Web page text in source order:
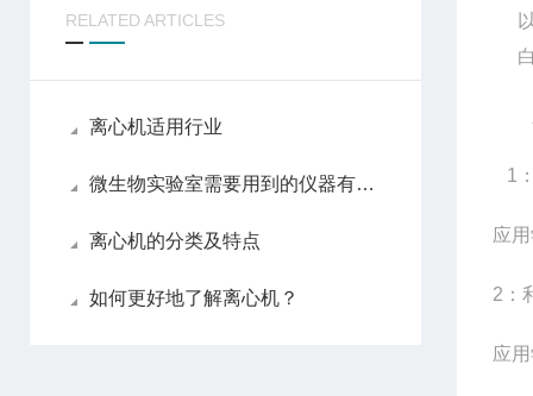
RELATED ARTICLES
离心机适用行业
微生物实验室需要用到的仪器有哪些
离心机的分类及特点
如何更好地了解离心机？
1
应
2
应